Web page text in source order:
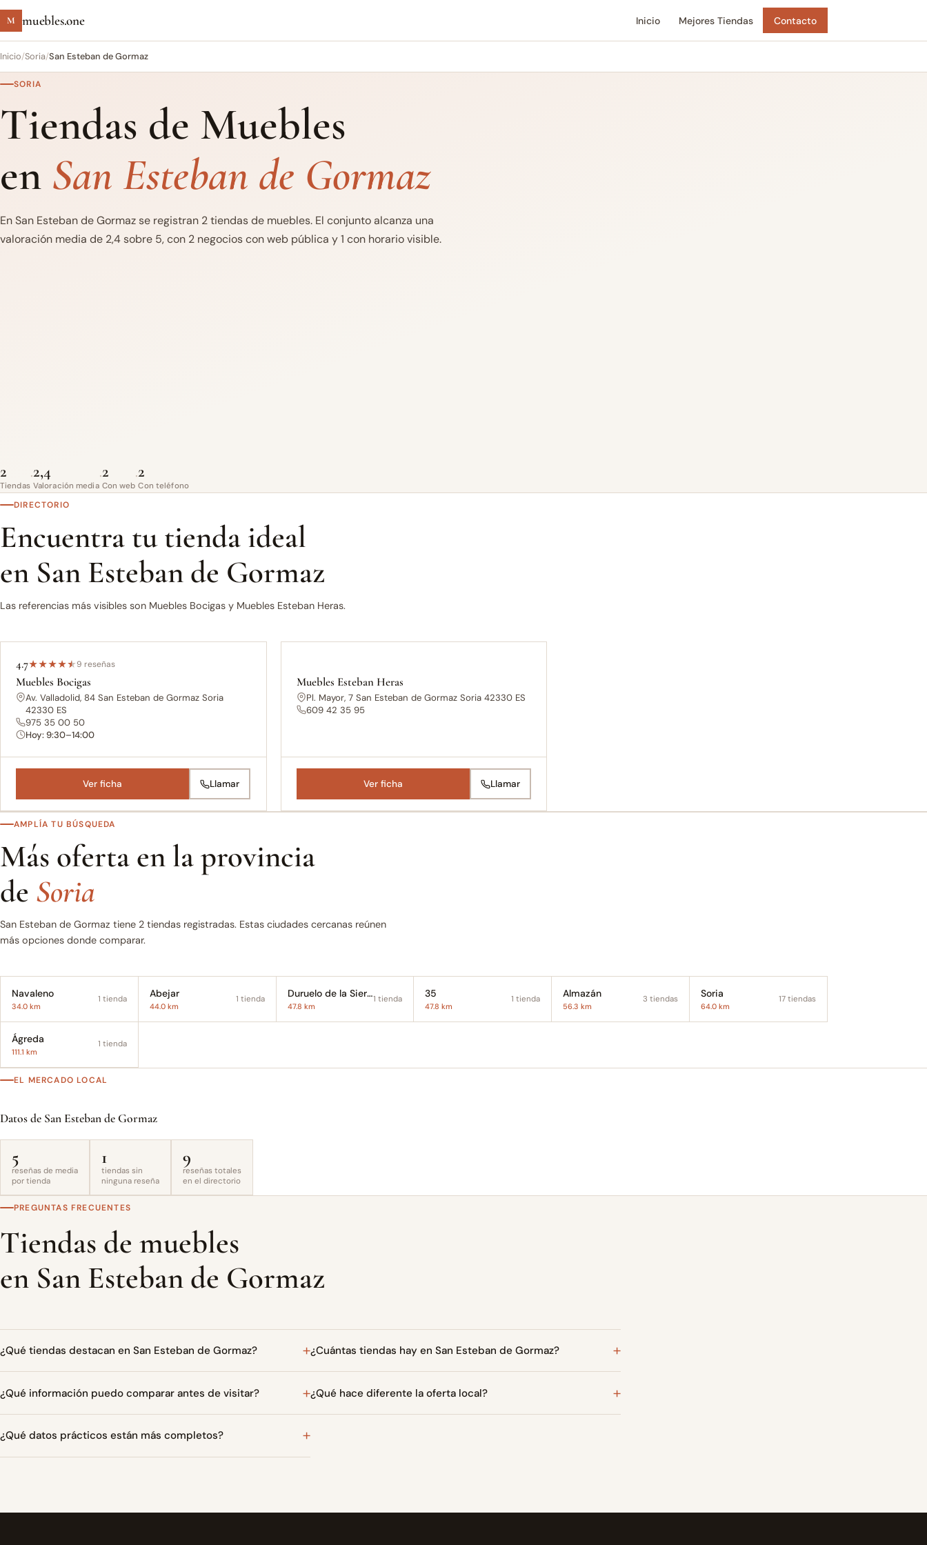
M muebles.one Inicio Mejores Tiendas Contacto
Inicio/Soria/San Esteban de Gormaz
SORIA
Tiendas de Muebles
en San Esteban de Gormaz
En San Esteban de Gormaz se registran 2 tiendas de muebles. El conjunto alcanza una
valoración media de 2,4 sobre 5, con 2 negocios con web pública y 1 con horario visible.
2
Tiendas
·2,4
Valoración media
·2
Con web
·2
Con teléfono
DIRECTORIO
Encuentra tu tienda ideal
en San Esteban de Gormaz
Las referencias más visibles son Muebles Bocigas y Muebles Esteban Heras.
4.7★★★★★9 reseñas
Muebles Bocigas
Av. Valladolid, 84 San Esteban de Gormaz Soria
42330 ES
975 35 00 50
Hoy: 9:30–14:00
Ver ficha Llamar
Muebles Esteban Heras
Pl. Mayor, 7 San Esteban de Gormaz Soria 42330 ES
609 42 35 95
Ver ficha Llamar
AMPLÍA TU BÚSQUEDA
Más oferta en la provincia
de Soria
San Esteban de Gormaz tiene 2 tiendas registradas. Estas ciudades cercanas reúnen
más opciones donde comparar.
Navaleno
34.0 km
1 tienda Abejar
44.0 km
1 tienda Duruelo de la Sierra
47.8 km
1 tienda 35
47.8 km
1 tienda Almazán
56.3 km
3 tiendas Soria
64.0 km
17 tiendas
Ágreda
111.1 km
1 tienda
EL MERCADO LOCAL
Datos de San Esteban de Gormaz
5
reseñas de media
por tienda
1
tiendas sin
ninguna reseña
9
reseñas totales
en el directorio
PREGUNTAS FRECUENTES
Tiendas de muebles
en San Esteban de Gormaz
¿Qué tiendas destacan en San Esteban de Gormaz? ¿Cuántas tiendas hay en San Esteban de Gormaz?
¿Qué información puedo comparar antes de visitar? ¿Qué hace diferente la oferta local?
¿Qué datos prácticos están más completos?